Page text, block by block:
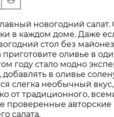
новогодний салат.
в каждом доме. Даже
стол без
приготовите оливье в
году стало модно
в оливье
слегка необычный
от традиционного,
проверенные
салата.